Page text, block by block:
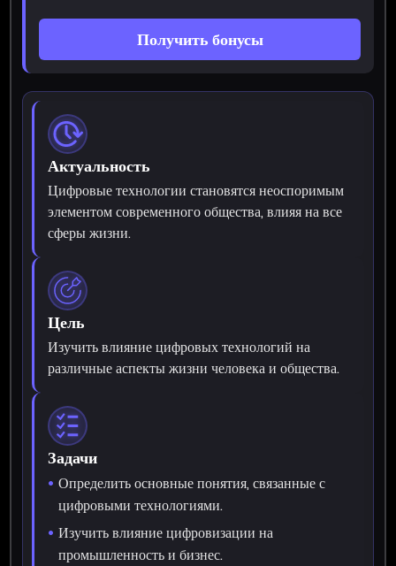
Получить бонусы
Актуальность
Цифровые технологии становятся неоспоримым
элементом современного общества, влияя на все
сферы жизни.
Цель
Изучить влияние цифровых технологий на
различные аспекты жизни человека и общества.
Задачи
Определить основные понятия, связанные с
цифровыми технологиями.
Изучить влияние цифровизации на
промышленность и бизнес.